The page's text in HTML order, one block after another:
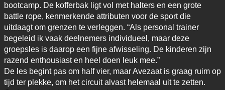
bootcamp. De kofferbak ligt vol met halters en een grote
battle rope, kenmerkende attributen voor de sport die
uitdaagt om grenzen te verleggen. “Als personal trainer
begeleid ik vaak deelnemers individueel, maar deze
groepsles is daarop een fijne afwisseling. De kinderen zijn
razend enthousiast en heel doen leuk mee.”
De les begint pas om half vier, maar Avezaat is graag ruim op
tijd ter plekke, om het circuit alvast helemaal uit te zetten.